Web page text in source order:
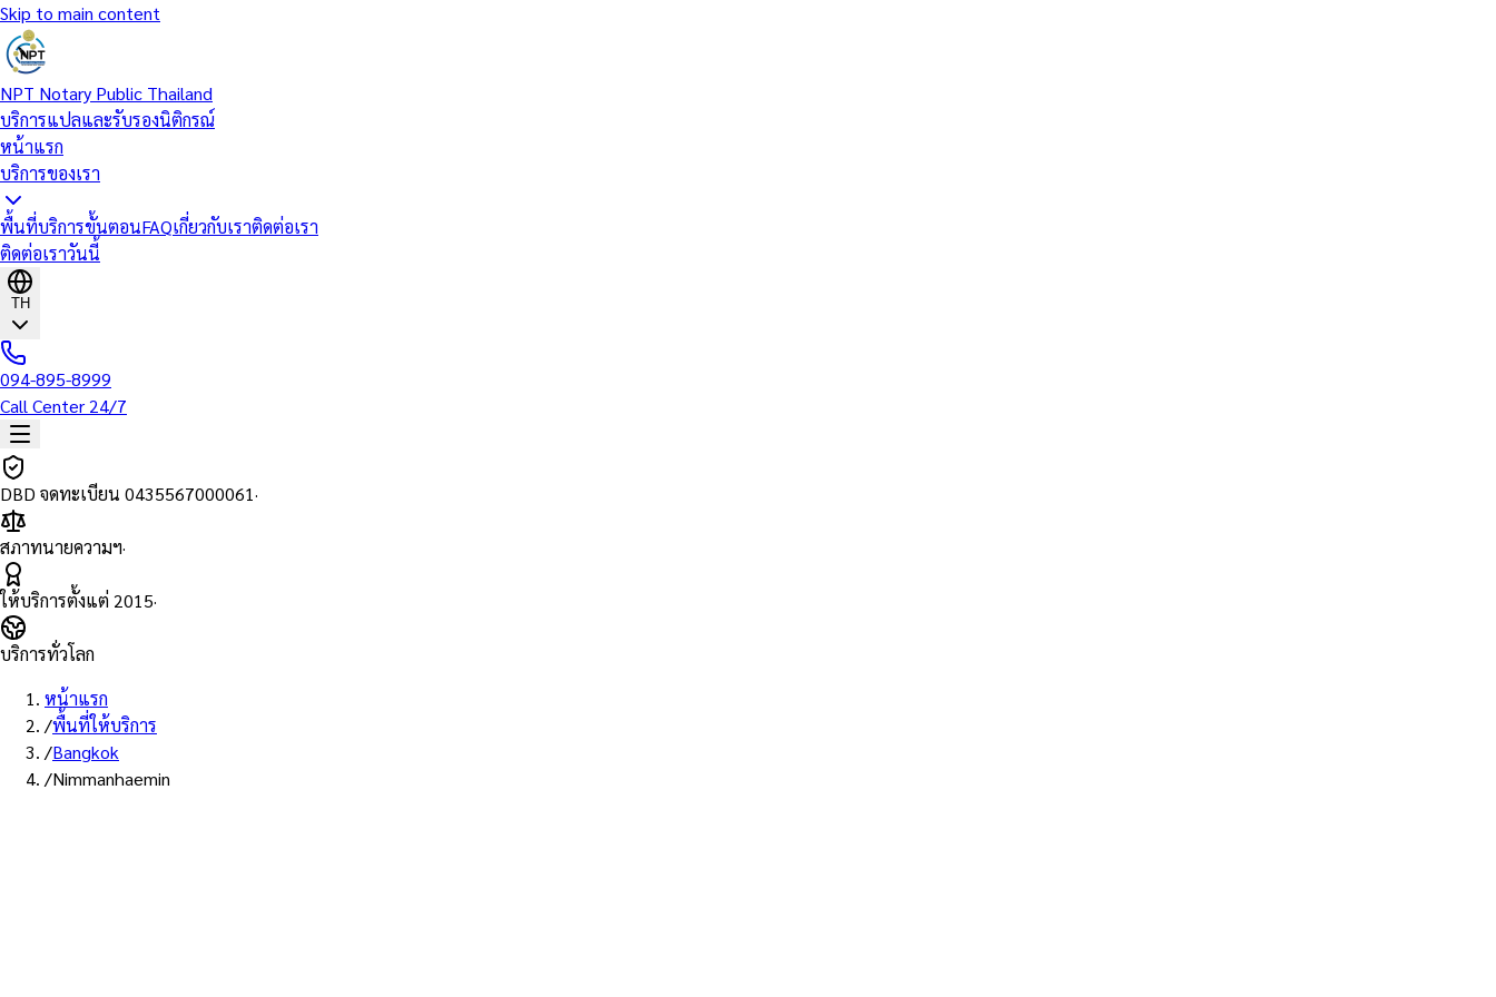
Skip to main content
NPT Notary Public Thailand
บริการแปลและรับรองนิติกรณ์
หน้าแรก
บริการของเรา
พื้นที่บริการขั้นตอนFAQเกี่ยวกับเราติดต่อเรา
ติดต่อเราวันนี้
TH
094-895-8999
Call Center 24/7
DBD จดทะเบียน 0435567000061·
สภาทนายความฯ·
ให้บริการตั้งแต่ 2015·
บริการทั่วโลก
หน้าแรก
/พื้นที่ให้บริการ
/Bangkok
/Nimmanhaemin